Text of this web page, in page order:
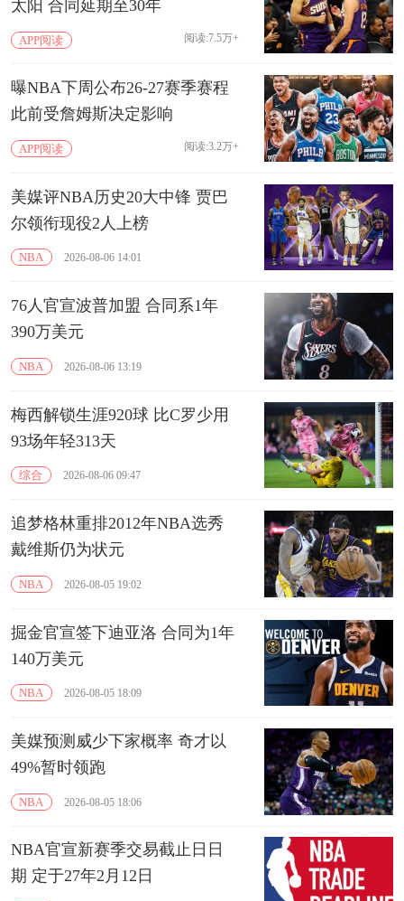
太阳 合同延期至30年
APP阅读 阅读:7.5万+
曝NBA下周公布26-27赛季赛程
此前受詹姆斯决定影响
APP阅读 阅读:3.2万+
美媒评NBA历史20大中锋 贾巴
尔领衔现役2人上榜
NBA 2026-08-06 14:01
76人官宣波普加盟 合同系1年
390万美元
NBA 2026-08-06 13:19
梅西解锁生涯920球 比C罗少用
93场年轻313天
综合 2026-08-06 09:47
追梦格林重排2012年NBA选秀
戴维斯仍为状元
NBA 2026-08-05 19:02
掘金官宣签下迪亚洛 合同为1年
140万美元
NBA 2026-08-05 18:09
美媒预测威少下家概率 奇才以
49%暂时领跑
NBA 2026-08-05 18:06
NBA官宣新赛季交易截止日日
期 定于27年2月12日